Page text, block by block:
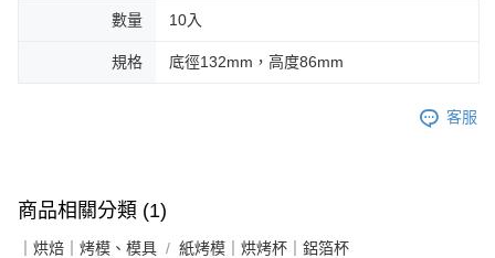
數量 10入
規格 底徑132mm，高度86mm
客服
商品相關分類 (1)
｜烘焙｜烤模、模具 紙烤模｜烘烤杯｜鋁箔杯